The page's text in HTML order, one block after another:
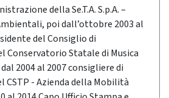
della Se.T.A. S.p.A. –
poi dall’ottobre 2003 al
del Consiglio di
Conservatorio Statale di Musica
2004 al 2007 consigliere di
- Azienda della Mobilità